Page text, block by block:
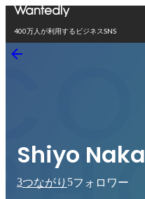
400万人が利用するビジネスSNS
Shiyo Naka
3つながり 5フォロワー